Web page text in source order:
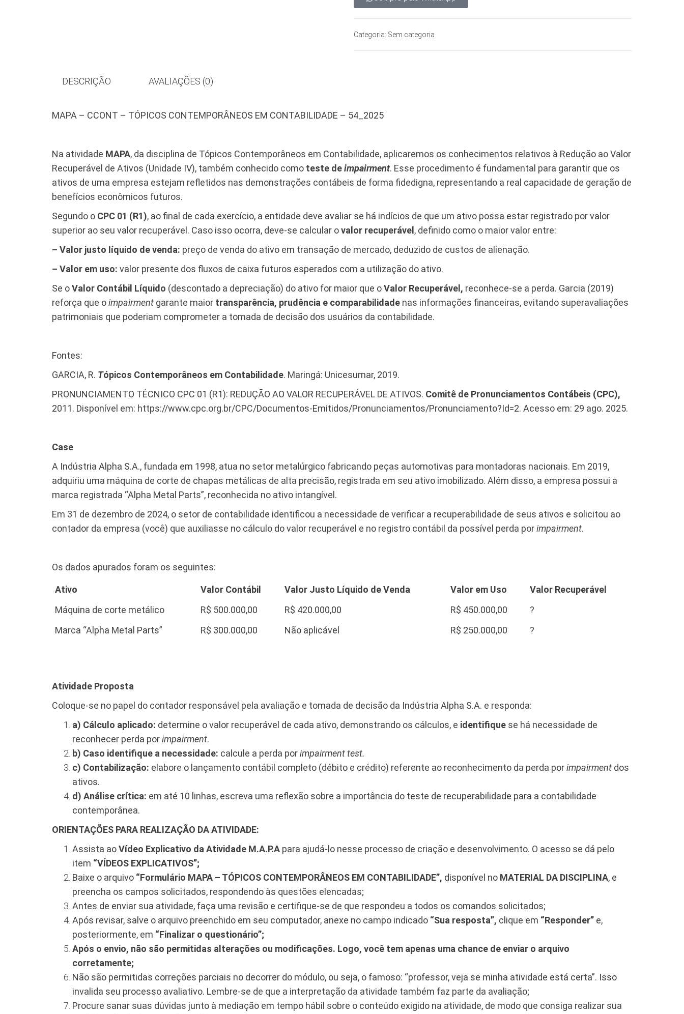
Categoria: Sem categoria
DESCRIÇÃO AVALIAÇÕES (0)
MAPA – CCONT – TÓPICOS CONTEMPORÂNEOS EM CONTABILIDADE – 54_2025
Na atividade MAPA, da disciplina de Tópicos Contemporâneos em Contabilidade, aplicaremos os conhecimentos relativos à Redução ao Valor
Recuperável de Ativos (Unidade IV), também conhecido como teste deimpairment. Esse procedimento é fundamental para garantir que os
ativos de uma empresa estejam refletidos nas demonstrações contábeis de forma fidedigna, representando a real capacidade de geração de
benefícios econômicos futuros.
Segundo o CPC 01 (R1), ao final de cada exercício, a entidade deve avaliar se há indícios de que um ativo possa estar registrado por valor
superior ao seu valor recuperável. Caso isso ocorra, deve-se calcular ovalor recuperável , definido como o maior valor entre:
– Valor justo líquido de venda: preço de venda do ativo em transação de mercado, deduzido de custos de alienação.
– Valor em uso: valor presente dos fluxos de caixa futuros esperados com a utilização do ativo.
Se oValor Contábil Líquido (descontado a depreciação) do ativo for maior que oValor Recuperável, reconhece-se a perda. Garcia (2019)
reforça que oimpairment garante maior transparência, prudência e comparabilidade nas informações financeiras, evitando superavaliações
patrimoniais que poderiam comprometer a tomada de decisão dos usuários da contabilidade.
Fontes:
GARCIA, R. Tópicos Contemporâneos em Contabilidade. Maringá: Unicesumar, 2019.
PRONUNCIAMENTO TÉCNICO CPC 01 (R1): REDUÇÃO AO VALOR RECUPERÁVEL DE ATIVOS. Comitê de Pronunciamentos Contábeis (CPC),
2011. Disponível em: https://www.cpc.org.br/CPC/Documentos-Emitidos/Pronunciamentos/Pronunciamento?Id=2. Acesso em: 29 ago. 2025.
Case
A Indústria Alpha S.A., fundada em 1998, atua no setor metalúrgico fabricando peças automotivas para montadoras nacionais. Em 2019,
adquiriu uma máquina de corte de chapas metálicas de alta precisão, registrada em seu ativo imobilizado. Além disso, a empresa possui a
marca registrada “Alpha Metal Parts”, reconhecida no ativo intangível.
Em 31 de dezembro de 2024, o setor de contabilidade identificou a necessidade de verificar a recuperabilidade de seus ativos e solicitou ao
contador da empresa (você) que auxiliasse no cálculo do valor recuperável e no registro contábil da possível perda porimpairment.
Os dados apurados foram os seguintes:
Ativo Valor Contábil Valor Justo Líquido de Venda Valor em Uso
Valor Recuperável
Máquina de corte metálico
R$ 500.000,00 R$ 420.000,00 R$ 450.000,00
?
Marca “Alpha Metal Parts”
R$ 300.000,00 Não aplicável R$ 250.000,00 ?
Atividade Proposta
Coloque-se no papel do contador responsável pela avaliação e tomada de decisão da Indústria Alpha S.A. e responda:
a) Cálculo aplicado: determine o valor recuperável de cada ativo, demonstrando os cálculos, e identifique se há necessidade de
reconhecer perda porimpairment.
b) Caso identifique a necessidade: calcule a perda porimpairment test.
c) Contabilização: elabore o lançamento contábil completo (débito e crédito) referente ao reconhecimento da perda porimpairment dos
ativos.
d) Análise crítica: em até 10 linhas, escreva uma reflexão sobre a importância do teste de recuperabilidade para a contabilidade
contemporânea.
ORIENTAÇÕES PARA REALIZAÇÃO DA ATIVIDADE:
Assista aoVídeo Explicativo da Atividade M.A.P.A para ajudá-lo nesse processo de criação e desenvolvimento. O acesso se dá pelo
item “VÍDEOS EXPLICATIVOS”;
Baixe o arquivo “Formulário MAPA – TÓPICOS CONTEMPORÂNEOS EM CONTABILIDADE”, disponível no MATERIAL DA DISCIPLINA, e
preencha os campos solicitados, respondendo às questões elencadas;
Antes de enviar sua atividade, faça uma revisão e certifique-se de que respondeu a todos os comandos solicitados;
Após revisar, salve o arquivo preenchido em seu computador, anexe no campo indicado “Sua resposta”, clique em “Responder” e,
posteriormente, em “Finalizar o questionário”;
Após o envio, não são permitidas alterações ou modificações. Logo, você tem apenas uma chance de enviar o arquivo
corretamente;
Não são permitidas correções parciais no decorrer do módulo, ou seja, o famoso: “professor, veja se minha atividade está certa”. Isso
invalida seu processo avaliativo. Lembre-se de que a interpretação da atividade também faz parte da avaliação;
Procure sanar suas dúvidas junto à mediação em tempo hábil sobre o conteúdo exigido na atividade, de modo que consiga realizar sua